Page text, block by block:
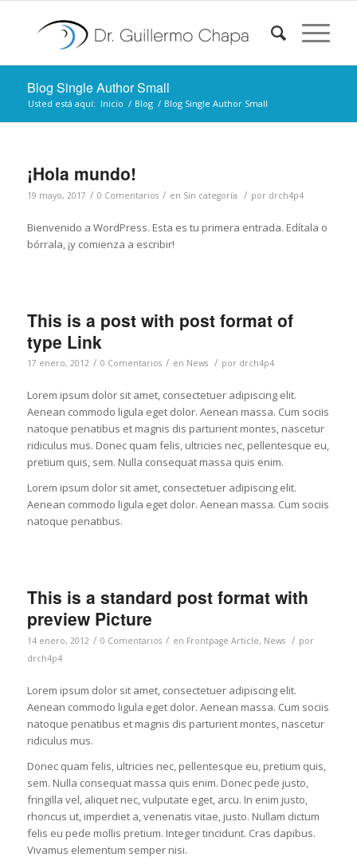
Blog Single Author Small
Usted está aquí: Inicio / Blog / Blog Single Author Small
¡Hola mundo!
19 mayo, 2017 / 0 Comentarios / en Sin categoría / por drch4p4
Bienvenido a WordPress. Esta es tu primera entrada. Edítala o
bórrala, ¡y comienza a escribir!
This is a post with post format of
type Link
17 enero, 2012 / 0 Comentarios / en News / por drch4p4
Lorem ipsum dolor sit amet, consectetuer adipiscing elit.
Aenean commodo ligula eget dolor. Aenean massa. Cum sociis
natoque penatibus et magnis dis parturient montes, nascetur
ridiculus mus. Donec quam felis, ultricies nec, pellentesque eu,
pretium quis, sem. Nulla consequat massa quis enim.
Lorem ipsum dolor sit amet, consectetuer adipiscing elit.
Aenean commodo ligula eget dolor. Aenean massa. Cum sociis
natoque penatibus.
This is a standard post format with
preview Picture
14 enero, 2012 / 0 Comentarios / en Frontpage Article, News / por
drch4p4
Lorem ipsum dolor sit amet, consectetuer adipiscing elit.
Aenean commodo ligula eget dolor. Aenean massa. Cum sociis
natoque penatibus et magnis dis parturient montes, nascetur
ridiculus mus.
Donec quam felis, ultricies nec, pellentesque eu, pretium quis,
sem. Nulla consequat massa quis enim. Donec pede justo,
fringilla vel, aliquet nec, vulputate eget, arcu. In enim justo,
rhoncus ut, imperdiet a, venenatis vitae, justo. Nullam dictum
felis eu pede mollis pretium. Integer tincidunt. Cras dapibus.
Vivamus elementum semper nisi.